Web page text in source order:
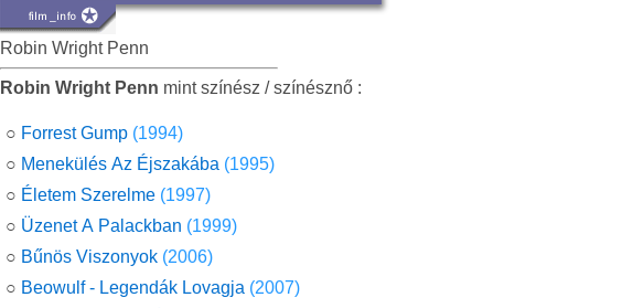
Robin Wright Penn
Robin Wright Penn mint színész / színésznő :
○ Forrest Gump (1994)
○ Menekülés Az Éjszakába (1995)
○ Életem Szerelme (1997)
○ Üzenet A Palackban (1999)
○ Bűnös Viszonyok (2006)
○ Beowulf - Legendák Lovagja (2007)